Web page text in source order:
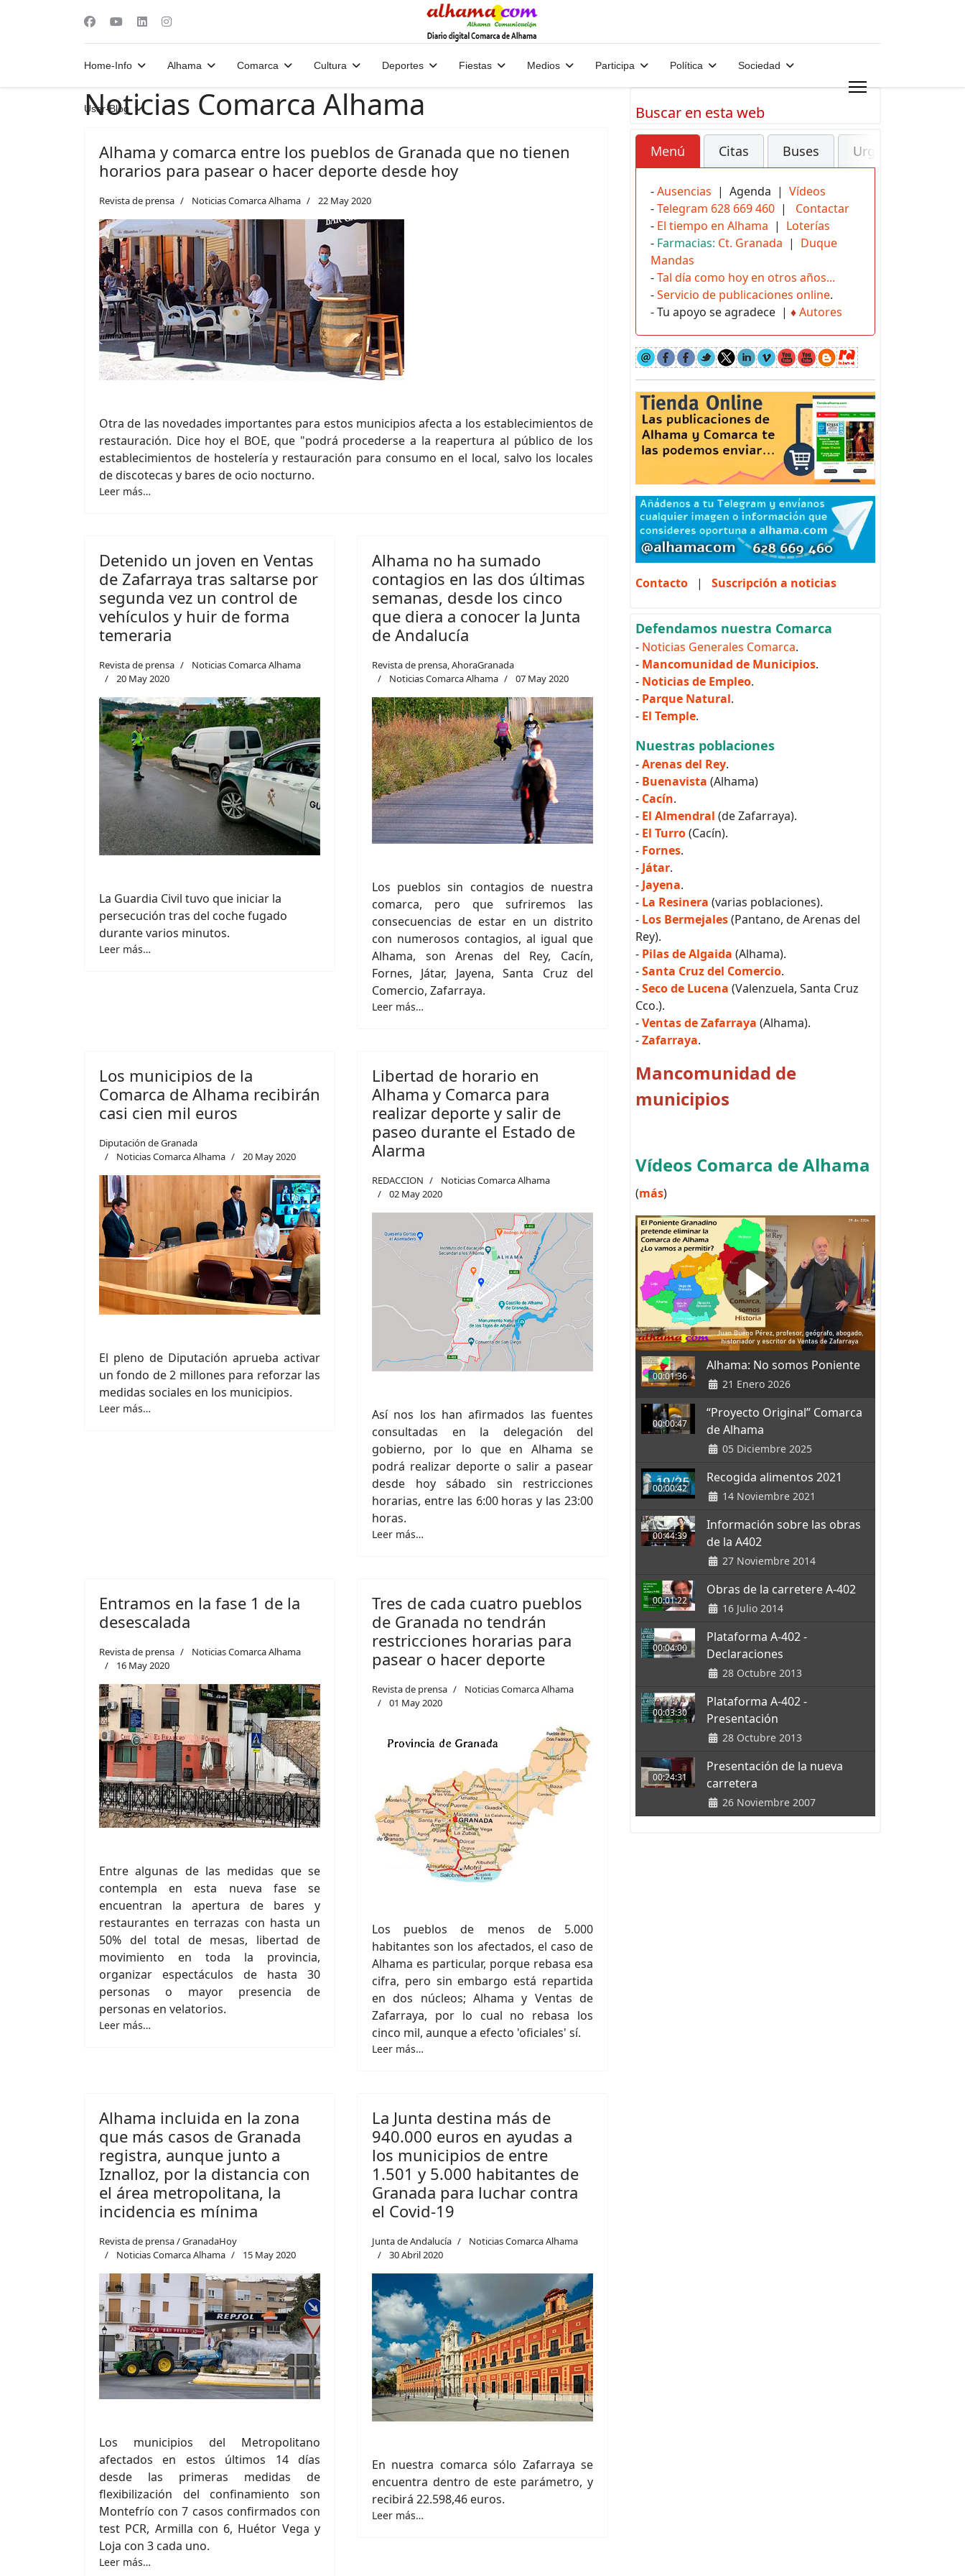
Home-Info Alhama Comarca Cultura Deportes Fiestas Medios Participa Política Sociedad
User-Blog
Noticias Comarca Alhama
Alhama y comarca entre los pueblos de Granada que no tienen
horarios para pasear o hacer deporte desde hoy
Revista de prensa Noticias Comarca Alhama 22 May 2020
Otra de las novedades importantes para estos municipios afecta a los establecimientos de
restauración. Dice hoy el BOE, que "podrá procederse a la reapertura al público de los
establecimientos de hostelería y restauración para consumo en el local, salvo los locales
de discotecas y bares de ocio nocturno.
Leer más…
Detenido un joven en Ventas
de Zafarraya tras saltarse por
segunda vez un control de
vehículos y huir de forma
temeraria
Revista de prensa
Noticias Comarca Alhama
20 May 2020
La Guardia Civil tuvo que iniciar la
persecución tras del coche fugado
durante varios minutos.
Leer más…
Alhama no ha sumado
contagios en las dos últimas
semanas, desde los cinco
que diera a conocer la Junta
de Andalucía
Revista de prensa, AhoraGranada
Noticias Comarca Alhama
07 May 2020
Los pueblos sin contagios de nuestra
comarca, pero que sufriremos las
consecuencias de estar en un distrito
con numerosos contagios, al igual que
Alhama, son Arenas del Rey, Cacín,
Fornes, Játar, Jayena, Santa Cruz del
Comercio, Zafarraya.
Leer más…
Los municipios de la
Comarca de Alhama recibirán
casi cien mil euros
Diputación de Granada
Noticias Comarca Alhama
20 May 2020
El pleno de Diputación aprueba activar
un fondo de 2 millones para reforzar las
medidas sociales en los municipios.
Leer más…
Libertad de horario en
Alhama y Comarca para
realizar deporte y salir de
paseo durante el Estado de
Alarma
REDACCION
Noticias Comarca Alhama
02 May 2020
Así nos los han afirmados las fuentes
consultadas en la delegación del
gobierno, por lo que en Alhama se
podrá realizar deporte o salir a pasear
desde hoy sábado sin restricciones
horarias, entre las 6:00 horas y las 23:00
horas.
Leer más…
Entramos en la fase 1 de la
desescalada
Revista de prensa
Noticias Comarca Alhama
16 May 2020
Entre algunas de las medidas que se
contempla en esta nueva fase se
encuentran la apertura de bares y
restaurantes en terrazas con hasta un
50% del total de mesas, libertad de
movimiento en toda la provincia,
organizar espectáculos de hasta 30
personas o mayor presencia de
personas en velatorios.
Leer más…
Tres de cada cuatro pueblos
de Granada no tendrán
restricciones horarias para
pasear o hacer deporte
Revista de prensa
Noticias Comarca Alhama
01 May 2020
Los pueblos de menos de 5.000
habitantes son los afectados, el caso de
Alhama es particular, porque rebasa esa
cifra, pero sin embargo está repartida
en dos núcleos; Alhama y Ventas de
Zafarraya, por lo cual no rebasa los
cinco mil, aunque a efecto 'oficiales' sí.
Leer más…
Alhama incluida en la zona
que más casos de Granada
registra, aunque junto a
Iznalloz, por la distancia con
el área metropolitana, la
incidencia es mínima
Revista de prensa / GranadaHoy
Noticias Comarca Alhama
15 May 2020
Los municipios del Metropolitano
afectados en estos últimos 14 días
desde las primeras medidas de
flexibilización del confinamiento son
Montefrío con 7 casos confirmados con
test PCR, Armilla con 6, Huétor Vega y
Loja con 3 cada uno.
Leer más…
La Junta destina más de
940.000 euros en ayudas a
los municipios de entre
1.501 y 5.000 habitantes de
Granada para luchar contra
el Covid-19
Junta de Andalucía
Noticias Comarca Alhama
30 Abril 2020
En nuestra comarca sólo Zafarraya se
encuentra dentro de este parámetro, y
recibirá 22.598,46 euros.
Leer más…
Buscar en esta web
Menú Citas Buses Urgencias
-Ausencias | Agenda | Vídeos
-Telegram 628 669 460 | Contactar
- El tiempo en Alhama | Loterías
- Farmacias: Ct. Granada | Duque
Mandas
-Tal día como hoy en otros años...
-Servicio de publicaciones online.
- Tu apoyo se agradece | ♦Autores
Contacto | Suscripción a noticias
Defendamos nuestra Comarca
- Noticias Generales Comarca.
- Mancomunidad de Municipios.
- Noticias de Empleo.
- Parque Natural.
- El Temple.
Nuestras poblaciones
-Arenas del Rey.
- Buenavista (Alhama)
- Cacín.
- El Almendral (de Zafarraya).
- El Turro(Cacín).
- Fornes.
- Játar.
- Jayena.
- La Resinera (varias poblaciones).
- Los Bermejales(Pantano, de Arenas del
Rey).
- Pilas de Algaida (Alhama).
-Santa Cruz del Comercio.
-Seco de Lucena (Valenzuela, Santa Cruz
Cco.).
-Ventas de Zafarraya (Alhama).
-Zafarraya.
Mancomunidad de
municipios
Vídeos Comarca de Alhama
(más)
00:01:36
Alhama: No somos Poniente
21 Enero 2026
00:00:47
“Proyecto Original” Comarca
de Alhama
05 Diciembre 2025
00:00:42
Recogida alimentos 2021
14 Noviembre 2021
00:44:39
Información sobre las obras
de la A402
27 Noviembre 2014
00:01:22
Obras de la carretere A-402
16 Julio 2014
00:04:00
Plataforma A-402 -
Declaraciones
28 Octubre 2013
00:03:30
Plataforma A-402 -
Presentación
28 Octubre 2013
00:24:31
Presentación de la nueva
carretera
26 Noviembre 2007